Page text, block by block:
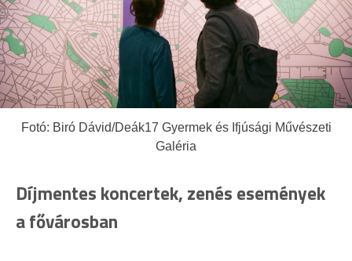
Fotó: Biró Dávid/Deák17 Gyermek és Ifjúsági Művészeti
Galéria
Díjmentes koncertek, zenés események
a fővárosban